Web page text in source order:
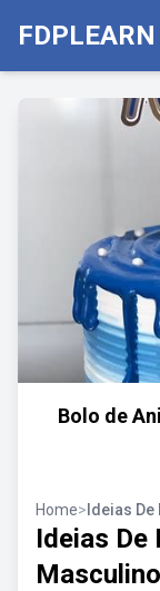
FDPLEARN
Bolo de
Home> Ideias
Ideias De
Masculino